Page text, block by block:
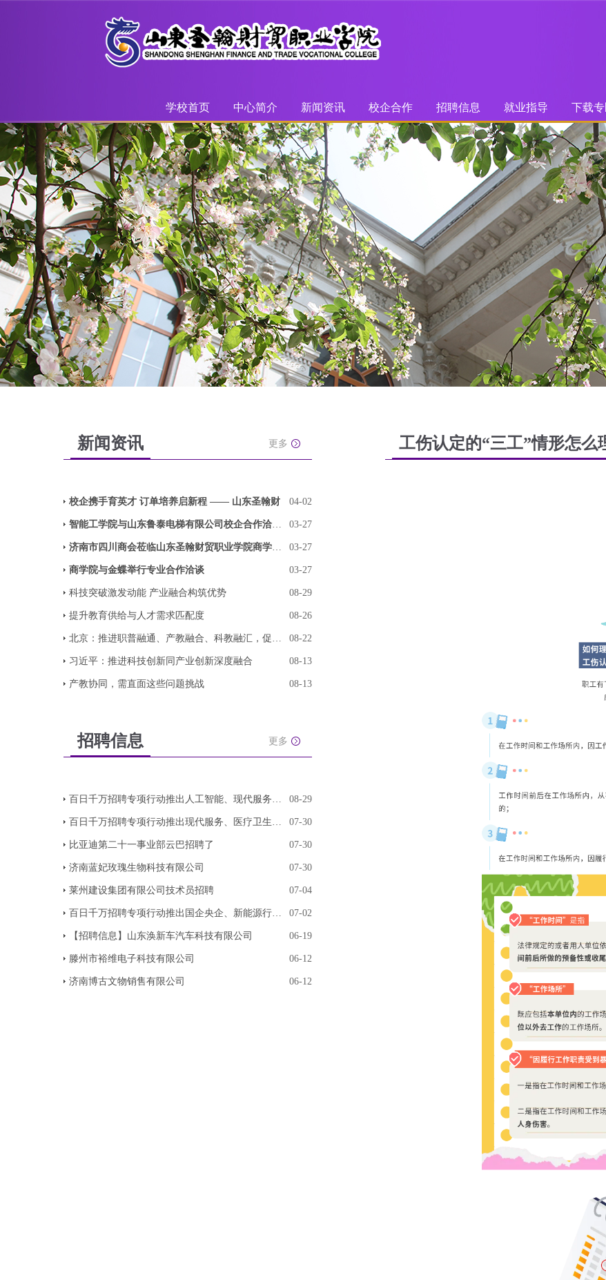
学校首页 中心简介 新闻资讯 校企合作 招聘信息 就业指导 下载
新闻资讯 更多
校企携手育英才 订单培养启新程 —— 山东圣翰财 04-02
智能工学院与山东鲁泰电梯有限公司校企合作洽谈圆 03-27
济南市四川商会莅临山东圣翰财贸职业学院商学院座 03-27
商学院与金蝶举行专业合作洽谈 03-27
科技突破激发动能 产业融合构筑优势 08-29
提升教育供给与人才需求匹配度 08-26
北京：推进职普融通、产教融合、科教融汇，促进教 08-22
习近平：推进科技创新同产业创新深度融合 08-13
产教协同，需直面这些问题挑战 08-13
招聘信息 更多
百日千万招聘专项行动推出人工智能、现代服务、轻 08-29
百日千万招聘专项行动推出现代服务、医疗卫生、连 07-30
比亚迪第二十一事业部云巴招聘了 07-30
济南蓝妃玫瑰生物科技有限公司 07-30
莱州建设集团有限公司技术员招聘 07-04
百日千万招聘专项行动推出国企央企、新能源行业、 07-02
【招聘信息】山东涣新车汽车科技有限公司 06-19
滕州市裕维电子科技有限公司 06-12
济南博古文物销售有限公司 06-12
工伤认定的“三工”情形怎么